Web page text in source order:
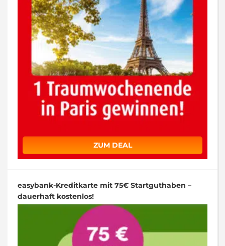
ZUM DEAL
easybank-Kreditkarte mit 75€ Startguthaben –
dauerhaft kostenlos!